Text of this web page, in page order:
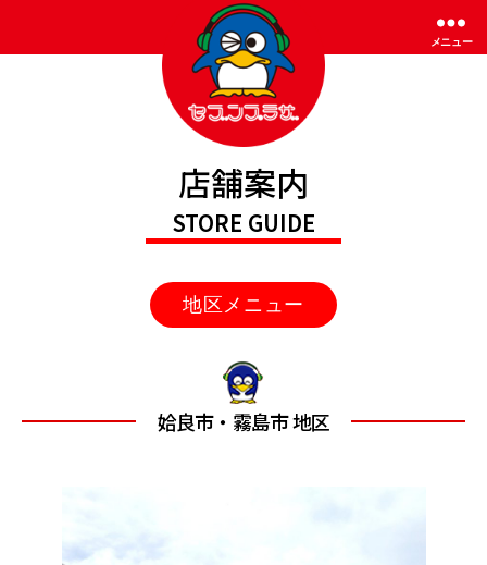
プ
ザ
メニュー
店舗案内
STORE GUIDE
メニュー
姶良市・霧島市 地区